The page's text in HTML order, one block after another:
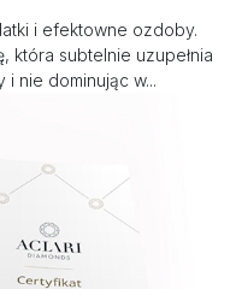
i efektowne ozdoby.
która subtelnie uzupełnia
nie dominując w...